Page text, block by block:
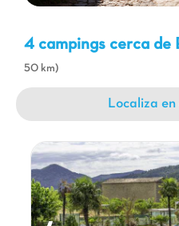
4 campings cerca de
50 km)
Localiza